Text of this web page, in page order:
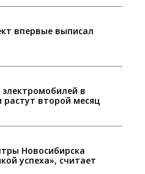
впервые выписал
в
растут второй месяц
Новосибирска
успеха», считает